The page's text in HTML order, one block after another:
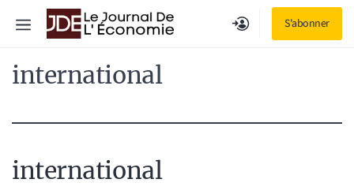
S'abonner
Menu
international
international